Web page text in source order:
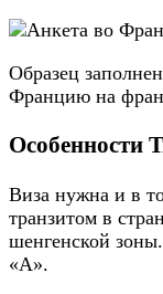
Образец
Францию на
Особенности
Виза нужна и в
транзитом в
шенгенской
«А».